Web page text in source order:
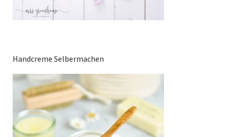
Handcreme Selbermachen